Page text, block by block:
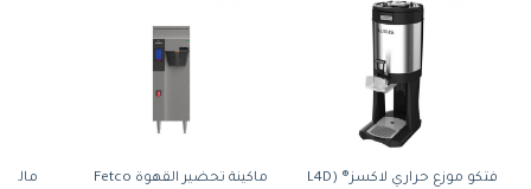
فتكو موزّع حراري لاكسز® (L4D
ماكينة تحضير القهوة Fetco